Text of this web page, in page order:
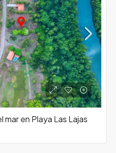
en Playa Las Lajas